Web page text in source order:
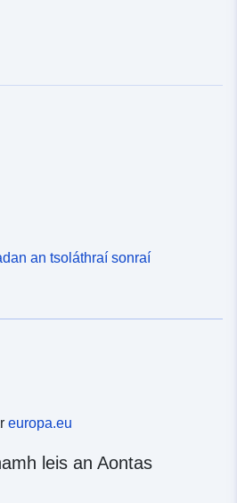
an tsoláthraí sonraí
europa.eu
leis an Aontas